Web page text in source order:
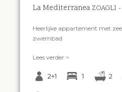
La Mediterranea ZOAGLI
Heerlijke appartement met
zwembad
Lees verder >
2+1 1 2